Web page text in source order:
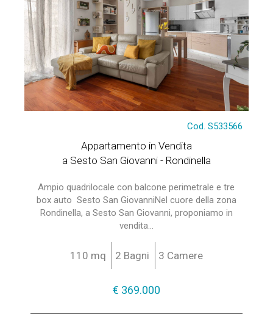
Cod. S533566
Appartamento in Vendita
a Sesto San Giovanni - Rondinella
Ampio quadrilocale con balcone perimetrale e tre
box auto  Sesto San GiovanniNel cuore della zona
Rondinella, a Sesto San Giovanni, proponiamo in
vendita...
110 mq 2 Bagni 3 Camere
€ 369.000